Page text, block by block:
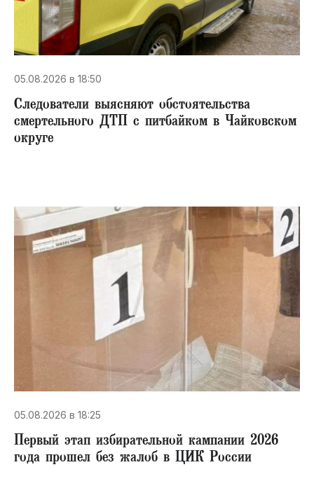
05.08.2026 в 18:50
Следователи выясняют обстоятельства
смертельного ДТП с питбайком в Чайковском
округе
05.08.2026 в 18:25
Первый этап избирательной кампании 2026
года прошел без жалоб в ЦИК России